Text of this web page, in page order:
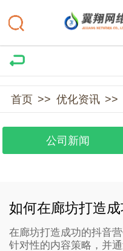
首页 >> 优化资讯 >>
公司新闻
如何在廊坊打造
在廊坊打造成功的抖音
针对性的内容策略，并